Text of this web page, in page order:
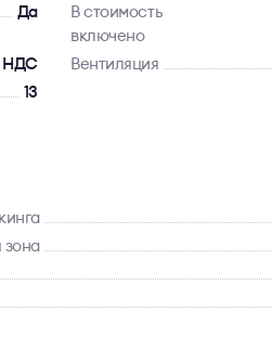
Да
В стоимость
включено
НДС Вентиляция
13